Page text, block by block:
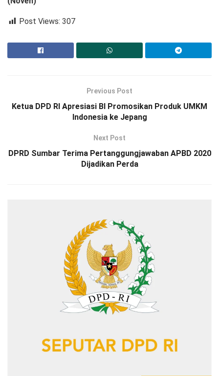
Post Views: 307
Previous Post
Ketua DPD RI Apresiasi BI Promosikan Produk UMKM
Indonesia ke Jepang
Next Post
DPRD Sumbar Terima Pertanggungjawaban APBD 2020
Dijadikan Perda